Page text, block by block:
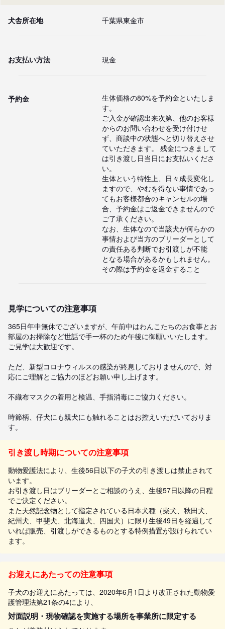
犬舎所在地 千葉県東金市
お支払い方法 現金
予約金
生体価格の80%を予約金といたしま
す。
ご入金が確認出来次第、他のお客様
からのお問い合わせを受け付けせ
ず、商談中の状態へと切り替えさせ
ていただきます。 残金につきまして
は引き渡し日当日にお支払いくださ
い。
生体という特性上、日々成長変化し
ますので、やむを得ない事情であっ
てもお客様都合のキャンセルの場
合、予約金はご返金できませんので
ご了承ください。
なお、生体なので当該犬が何らかの
事情および当方のブリーダーとして
の責任ある判断でお引渡しが不能
となる場合があるかもしれません。
その際は予約金を返金すること
見学についての注意事項
365日年中無休でございますが、午前中はわんこたちのお食事とお
部屋のお掃除など世話で手一杯のため午後に御願いいたします。
ご見学は大歓迎です。
ただ、新型コロナウィルスの感染が終息しておりませんので、対
応にご理解とご協力のほどお願い申し上げます。
不織布マスクの着用と検温、手指消毒にご協力ください。
時節柄、仔犬にも親犬にも触れることはお控えいただいておりま
す。
引き渡し時期についての注意事項
動物愛護法により、生後56日以下の子犬の引き渡しは禁止されて
います。
お引き渡し日はブリーダーとご相談のうえ、生後57日以降の日程
でご決定ください。
また天然記念物として指定されている日本犬種（柴犬、秋田犬、
紀州犬、甲斐犬、北海道犬、四国犬）に限り生後49日を経過して
いれば販売、引渡しができるものとする特例措置が設けられてい
ます。
お迎えにあたっての注意事項
子犬のお迎えにあたっては、2020年6月1日より改正された動物愛
護管理法第21条の4により、
対面説明・現物確認を実施する場所を事業所に限定する